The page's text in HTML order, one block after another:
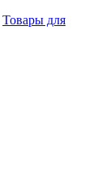
Товары для